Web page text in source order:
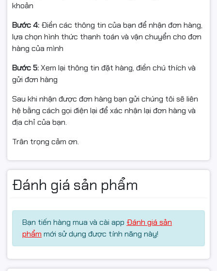
Quý khách quay video khi bóc hàng để làm bằng chứng
nếu sản phẩm bị hư hỏng, va đập hoặc lỗi vận chuyển.
Nếu sản phẩm không sử dụng được hoặc chưa biết
cách dùng, vui lòng liên hệ trước khi hoàn hàng để
được hỗ trợ. Sản phẩm hoàn trả cần được đóng gói
nguyên vẹn như khi nhận, không thiếu linh kiện hoặc hư
vận chuyển đóng nhầm hàng hoặc không cẩn thận) Chỉ
hỗ trợ đổi/hoàn khi sản phẩm còn nguyên trạng và có
giá trị sử dụng.
#switch_16_cong #bo_chia_mang_poe
#switch_full_poe #onv_h1016pls_gigabit
#switch_chinh_hang #switch_gia_re
khoản
Bước 4: Điền các thông tin của bạn để nhận đơn hàng,
lựa chọn hình thức thanh toán và vận chuyển cho đơn
hàng của mình
Bước 5:Xem lại thông tin đặt hàng, điền chú thích và
gửi đơn hàng
Sau khi nhận được đơn hàng bạn gửi chúng tôi sẽ liên
hệ bằng cách gọi điện lại để xác nhận lại đơn hàng và
địa chỉ của bạn.
Trân trọng cảm ơn.
Đánh giá sản phẩm
Bạn tiến hàng mua và cài app Đánh giá sản
phẩm mới sử dụng được tính năng này!